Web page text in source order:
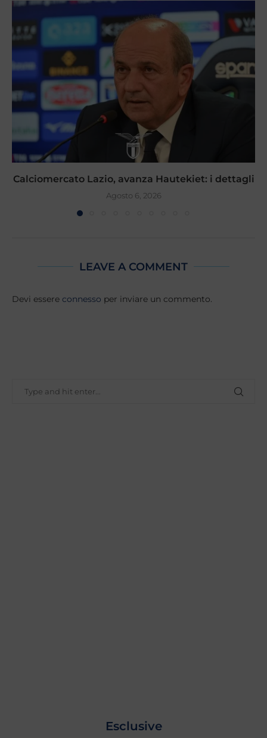
Calciomercato Lazio, avanza Hautekiet: i dettagli
Agosto 6, 2026
LEAVE A COMMENT
Devi essere connesso per inviare un commento.
Esclusive